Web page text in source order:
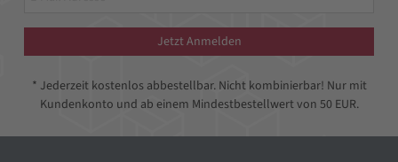
Jetzt Anmelden
* Jederzeit kostenlos abbestellbar. Nicht kombinierbar! Nur mit
Kundenkonto und ab einem Mindestbestellwert von 50 EUR.